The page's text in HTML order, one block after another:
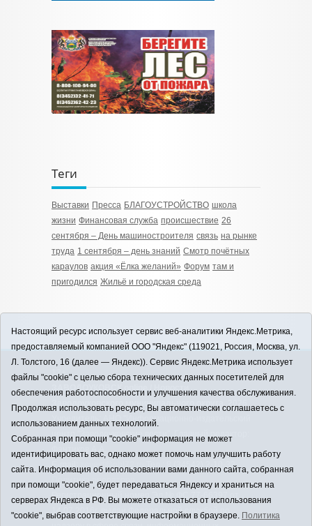
Теги
Выставки Пресса БЛАГОУСТРОЙСТВО школа
жизни Финансовая служба происшествие 26
сентября – День машиностроителя связь на рынке
труда 1 сентября – день знаний Смотр почётных
караулов акция «Ёлка желаний» Форум там и
пригодился Жильё и городская среда
12+
ЗАВОДОУКОВСК online / Новости
Заводоуковского муниципального округа, 2026
Учредитель: АНО "Информационно-издательский
центр "Заводоуковские вести". Главный редактор:
E-mail:
zavest@obl72.ru
Тел.: 8 (34542) 2-10-33
Политика оператора
Регистрационный номер Эл № ФС 77-66397 от
14.07.2016г. выдан Федеральной службой по
Настоящий ресурс использует сервис веб-аналитики Яндекс.Метрика,
предоставляемый компанией ООО "Яндекс" (119021, Россия, Москва, ул.
Л. Толстого, 16 (далее — Яндекс)). Сервис Яндекс.Метрика использует
файлы "cookie" с целью сбора технических данных посетителей для
обеспечения работоспособности и улучшения качества обслуживания.
Продолжая использовать ресурс, Вы автоматически соглашаетесь с
использованием данных технологий.
Собранная при помощи "cookie" информация не может
идентифицировать вас, однако может помочь нам улучшить работу
сайта. Информация об использовании вами данного сайта, собранная
при помощи "cookie", будет передаваться Яндексу и храниться на
серверах Яндекса в РФ. Вы можете отказаться от использования
"cookie", выбрав соответствующие настройки в браузере. Политика